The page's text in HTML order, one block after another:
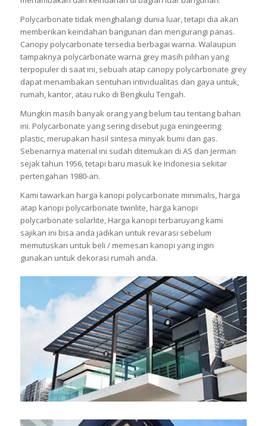
Polycarbonate tidak menghalangi dunia luar, tetapi dia akan
memberikan keindahan bangunan dan mengurangi panas.
Canopy polycarbonate tersedia berbagai warna. Walaupun
tampaknya polycarbonate warna grey masih pilihan yang
terpopuler di saat ini, sebuah atap canopy polycarbonate grey
dapat menambakan sentuhan intividualitas dan gaya untuk,
rumah, kantor, atau ruko di Bengkulu Tengah.
Mungkin masih banyak orang yang belum tau tentang bahan
ini. Polycarbonate yang sering disebut juga eningeering
plastic, merupakan hasil sintesa minyak bumi dan gas.
Sebenarnya material ini sudah ditemukan di AS dan Jerman
sejak tahun 1956, tetapi baru masuk ke Indonesia sekitar
pertengahan 1980-an.
Kami tawarkan harga kanopi polycarbonate minimalis, harga
atap kanopi polycarbonate twinlite, harga kanopi
polycarbonate solarlite, Harga kanopi terbaruyang kami
sajikan ini bisa anda jadikan untuk revarasi sebelum
memutuskan untuk beli / memesan kanopi yang ingin
gunakan untuk dekorasi rumah anda.